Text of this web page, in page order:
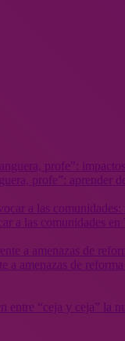
profe”: aprender
a las comunidades
a amenazas de
entre “ceja y ceja” la